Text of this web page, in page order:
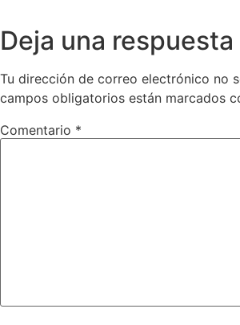
Deja una respuesta
Tu dirección de correo electrónico no
campos obligatorios están marcados
Comentario *